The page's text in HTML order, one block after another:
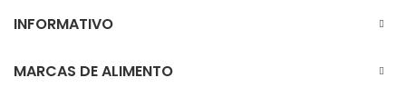
INFORMATIVO
MARCAS DE ALIMENTO